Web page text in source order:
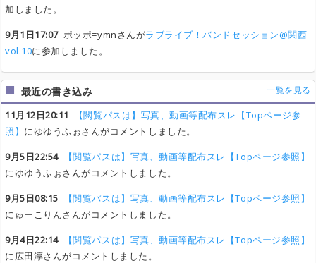
加しました。
9月1日17:07ポッポ=ymnさんがラブライブ！バンドセッション@関西
vol.10に参加しました。
最近の書き込み 一覧を見る
11月12日20:11
【閲覧パスは】写真、動画等配布スレ【Topページ参
照】 にゆゆうふぉさんがコメントしました。
9月5日22:54
【閲覧パスは】写真、動画等配布スレ【Topページ参照】
にゆゆうふぉさんがコメントしました。
9月5日08:15
【閲覧パスは】写真、動画等配布スレ【Topページ参照】
にゅーこりんさんがコメントしました。
9月4日22:14
【閲覧パスは】写真、動画等配布スレ【Topページ参照】
に広田淳さんがコメントしました。